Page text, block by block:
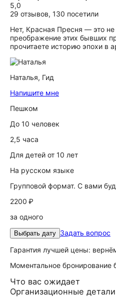
5,0
29 отзывов, 130 посетили
Нет, Красная Пресня — это
преображение этих бывших
прочитаете историю эпохи в
Наталья, Гид
Напишите мне
Пешком
До 10 человек
2,5 часа
Для детей от 10 лет
На русском языке
Групповой формат. С вами
2200 ₽
за одного
Выбрать дату Задать вопрос
Гарантия лучшей цены:
Моментальное бронирование
Что вас ожидает
Организационные детали